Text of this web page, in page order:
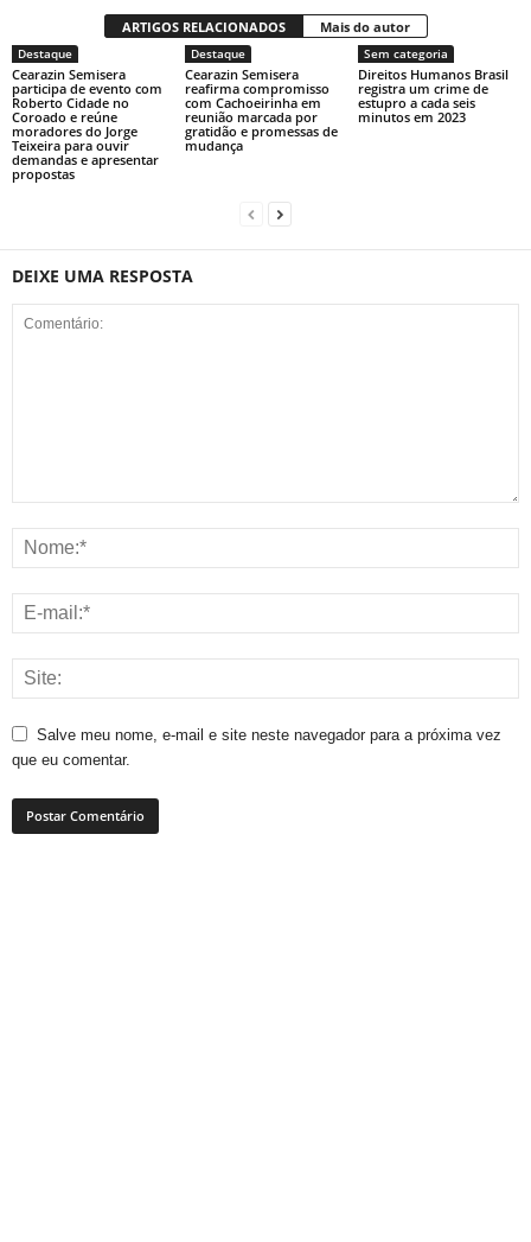
ARTIGOS RELACIONADOS Mais do autor
Destaque
Cearazin Semisera
participa de evento com
Roberto Cidade no
Coroado e reúne
moradores do Jorge
Teixeira para ouvir
demandas e apresentar
propostas
Destaque
Cearazin Semisera
reafirma compromisso
com Cachoeirinha em
reunião marcada por
gratidão e promessas de
mudança
Sem categoria
Direitos Humanos Brasil
registra um crime de
estupro a cada seis
minutos em 2023
DEIXE UMA RESPOSTA
Salve meu nome, e-mail e site neste navegador para a próxima vez
que eu comentar.